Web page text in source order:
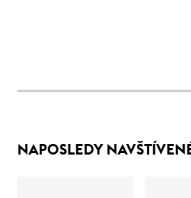
NAPOSLEDY